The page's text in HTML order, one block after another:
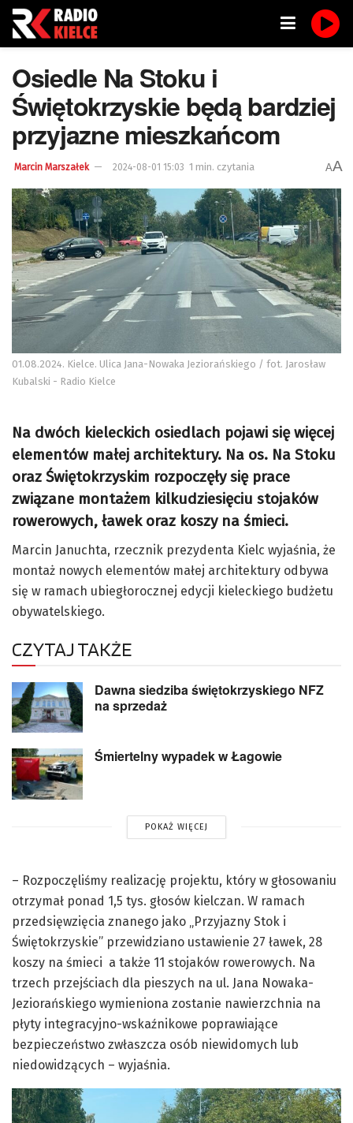
Osiedle Na Stoku i
Świętokrzyskie będą bardziej
przyjazne mieszkańcom
Marcin Marszałek 2024-08-01 15:03 1 min. czytania AA
01.08.2024. Kielce. Ulica Jana-Nowaka Jeziorańskiego / fot. Jarosław
Kubalski - Radio Kielce
Na dwóch kieleckich osiedlach pojawi się więcej
elementów małej architektury. Na os. Na Stoku
oraz Świętokrzyskim rozpoczęły się prace
związane montażem kilkudziesięciu stojaków
rowerowych, ławek oraz koszy na śmieci.
Marcin Januchta, rzecznik prezydenta Kielc wyjaśnia, że
montaż nowych elementów małej architektury odbywa
się w ramach ubiegłorocznej edycji kieleckiego budżetu
obywatelskiego.
CZYTAJ TAKŻE
Dawna siedziba świętokrzyskiego NFZ
na sprzedaż
Śmiertelny wypadek w Łagowie
POKAŻ WIĘCEJ
– Rozpoczęliśmy realizację projektu, który w głosowaniu
otrzymał ponad 1,5 tys. głosów kielczan. W ramach
przedsięwzięcia znanego jako „Przyjazny Stok i
Świętokrzyskie” przewidziano ustawienie 27 ławek, 28
koszy na śmieci a także 11 stojaków rowerowych. Na
trzech przejściach dla pieszych na ul. Jana Nowaka-
Jeziorańskiego wymieniona zostanie nawierzchnia na
płyty integracyjno-wskaźnikowe poprawiające
bezpieczeństwo zwłaszcza osób niewidomych lub
niedowidzących – wyjaśnia.